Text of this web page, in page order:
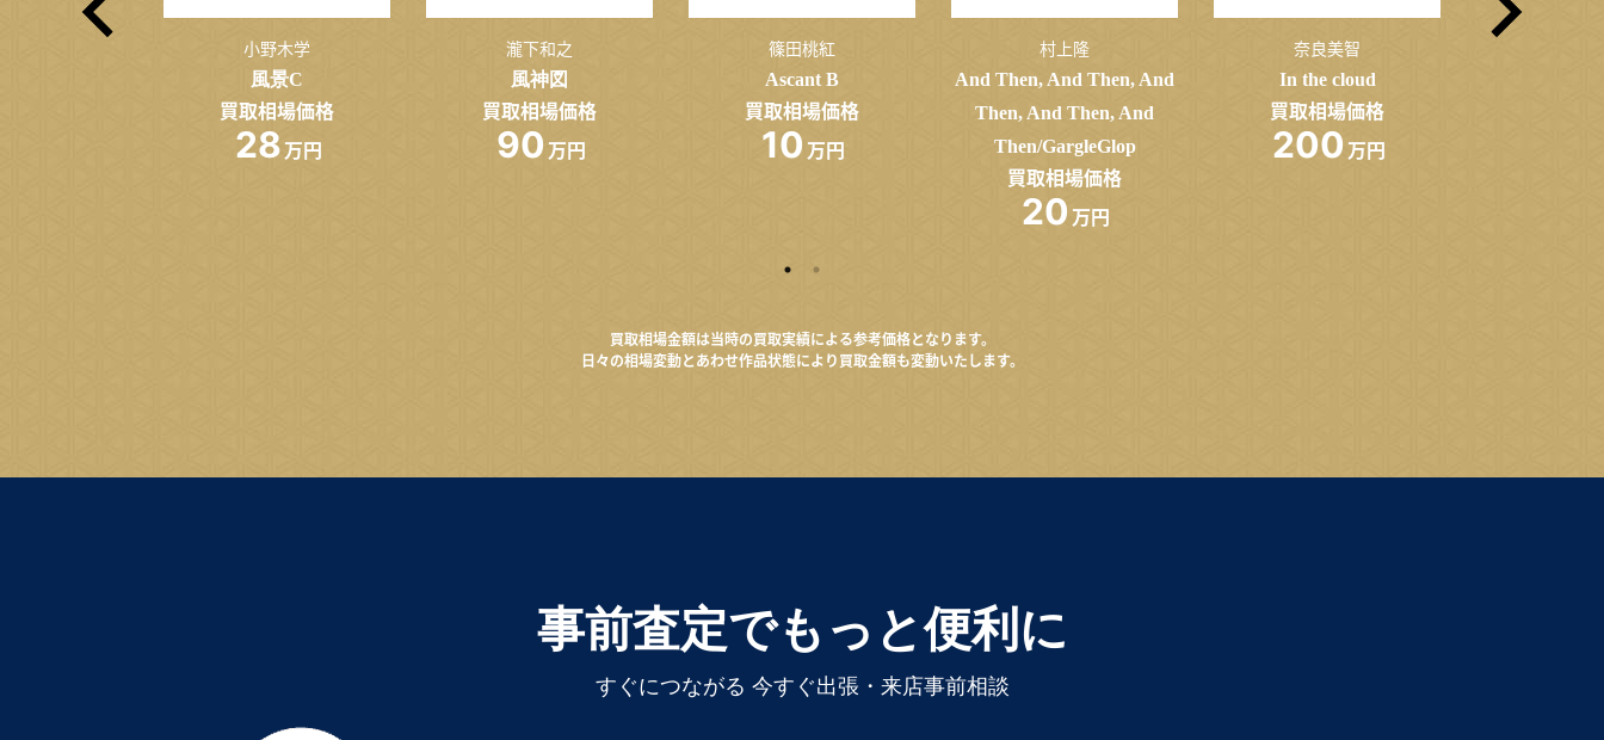
小野木学
風景C
買取相場価格
28 万円
瀧下和之
風神図
買取相場価格
90 万円
篠田桃紅
Ascant B
買取相場価格
10 万円
村上隆
And Then, And Then, And
Then, And Then, And
Then/GargleGlop
買取相場価格
20 万円
奈良美智
In the cloud
買取相場価格
200 万円
買取相場金額は当時の買取実績による参考価格となります。
日々の相場変動とあわせ作品状態により買取金額も変動いたします。
事前査定でもっと便利に
すぐにつながる 今すぐ出張・来店事前相談